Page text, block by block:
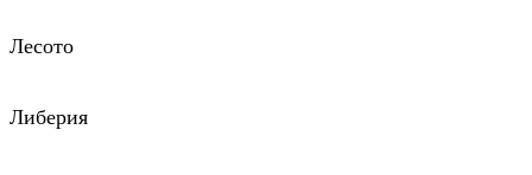
Лесото
Либерия